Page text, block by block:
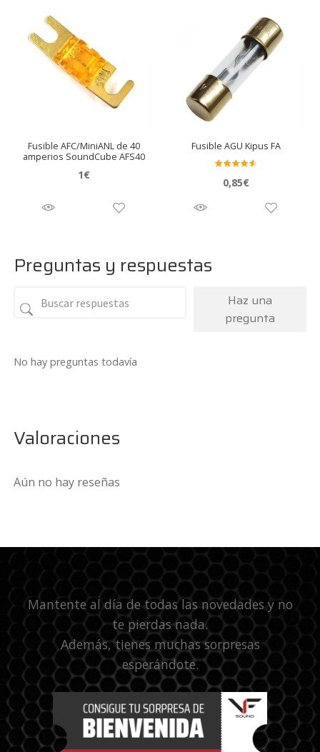
Fusible AFC/MiniANL de 40
amperios SoundCube AFS40
1€
Fusible AGU Kipus FA
do en
0,85€
Preguntas y respuestas
Haz una
pregunta
No hay preguntas todavía
Valoraciones
Aún no hay reseñas
Mantente al día de todas las novedades y no
te pierdas nada.
Además, tienes muchas sorpresas
esperándote.